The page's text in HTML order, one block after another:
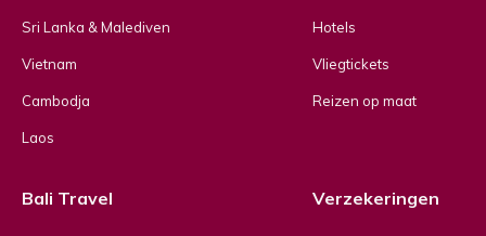
Sri Lanka & Malediven
Vietnam
Cambodja
Laos
Hotels
Vliegtickets
Reizen op maat
Bali Travel Verzekeringen